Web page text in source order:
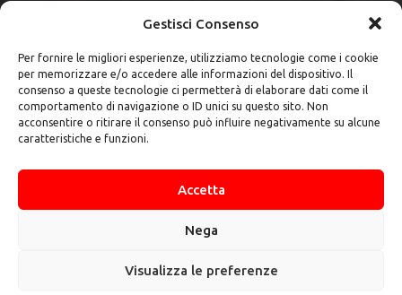
Gestisci Consenso
Per fornire le migliori esperienze, utilizziamo tecnologie come i cookie
per memorizzare e/o accedere alle informazioni del dispositivo. Il
consenso a queste tecnologie ci permetterà di elaborare dati come il
comportamento di navigazione o ID unici su questo sito. Non
acconsentire o ritirare il consenso può influire negativamente su alcune
caratteristiche e funzioni.
Accetta
Nega
Visualizza le preferenze
Contatti
+39 347
784 1724
snc -
@2024 Team Venditti | Tutti i diritti sono